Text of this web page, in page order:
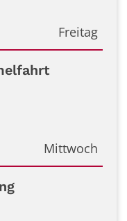
Freitag
Mittwoch